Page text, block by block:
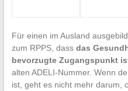
Für einen im Ausland
zum RPPS, dass das
bevorzugte Zugangspunkt
alten ADELI-Nummer. Wenn
ist, geht es nicht mehr darum,